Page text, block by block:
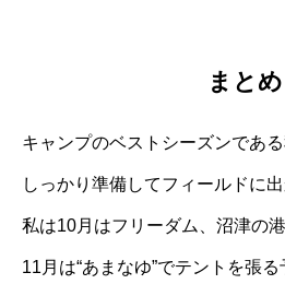
まとめ
キャンプのベストシーズンである
しっかり準備してフィールドに出
私は10月はフリーダム、沼津の港
11月は“あまなゆ”でテントを張る